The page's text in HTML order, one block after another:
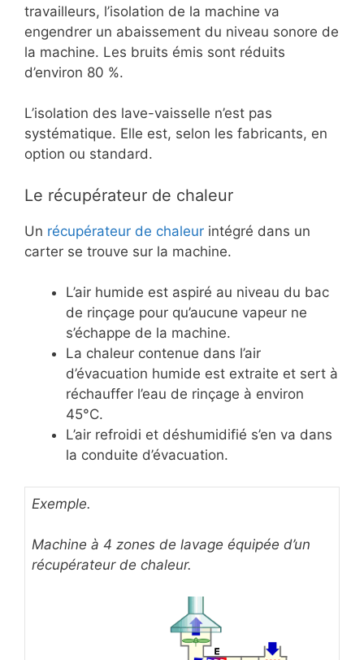
travailleurs, l’isolation de la machine va
engendrer un abaissement du niveau sonore de
la machine. Les bruits émis sont réduits
d’environ 80 %.
L’isolation des lave-vaisselle n’est pas
systématique. Elle est, selon les fabricants, en
option ou standard.
Le récupérateur de chaleur
Un récupérateur de chaleur intégré dans un
carter se trouve sur la machine.
L’air humide est aspiré au niveau du bac
de rinçage pour qu’aucune vapeur ne
s’échappe de la machine.
La chaleur contenue dans l’air
d’évacuation humide est extraite et sert à
réchauffer l’eau de rinçage à environ
45°C.
L’air refroidi et déshumidifié s’en va dans
la conduite d’évacuation.
Exemple.
Machine à 4 zones de lavage équipée d’un
récupérateur de chaleur.